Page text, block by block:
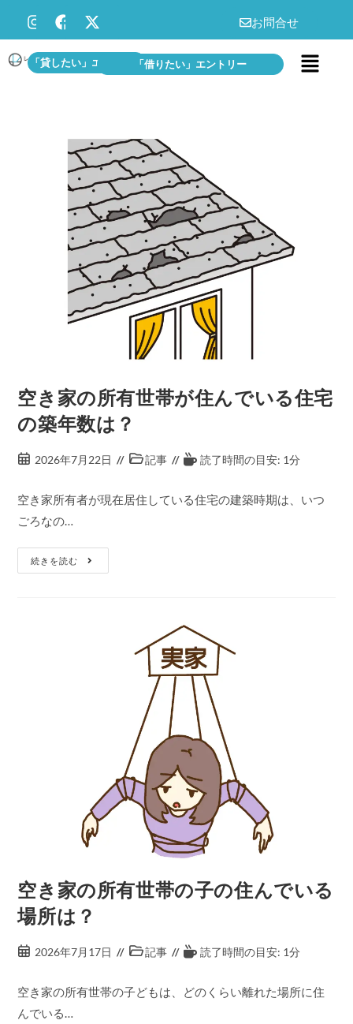
お問合せ
「貸したい」エントリー「借りたい」エントリー
空き家の所有世帯が住んでいる住宅
の築年数は？
2026年7月22日 記事 読了時間の目安: 1分
空き家所有者が現在居住している住宅の建築時期は、いつ
ごろなの…
続きを読む
空き家の所有世帯の子の住んでいる
場所は？
2026年7月17日 記事 読了時間の目安: 1分
空き家の所有世帯の子どもは、どのくらい離れた場所に住
んでいる…